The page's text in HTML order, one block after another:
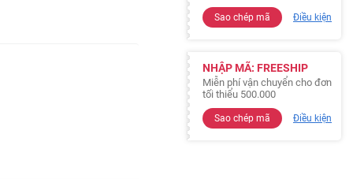
Sao chép mã Điều kiện
NHẬP MÃ: FREESHIP
Miễn phí vận chuyển cho đơn
tối thiểu 500.000
Sao chép mã Điều kiện